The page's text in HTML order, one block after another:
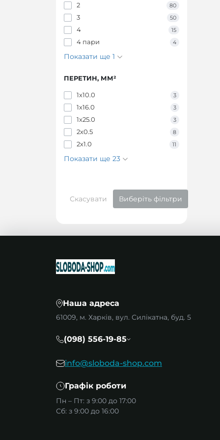
2 80
3 50
4 15
4 пари 4
Показати ще 1
ПЕРЕТИН, ММ²
1х10.0 3
1х16.0 3
1х25.0 3
2х0.5 8
2х1.0 11
Показати ще 23
Скасувати Виберіть фільтри
Наша адреса
61009, м. Харків, вул. Силікатна, буд. 5
(098) 556-19-85
info@sloboda-shop.com
Графік роботи
Пн – Пт: з 9:00 до 17:00
Сб: з 9:00 до 16:00